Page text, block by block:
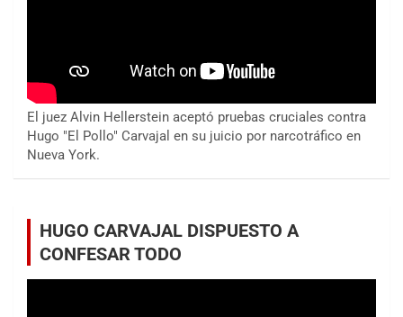
El juez Alvin Hellerstein aceptó pruebas cruciales contra
Hugo "El Pollo" Carvajal en su juicio por narcotráfico en
Nueva York.
HUGO CARVAJAL DISPUESTO A
CONFESAR TODO